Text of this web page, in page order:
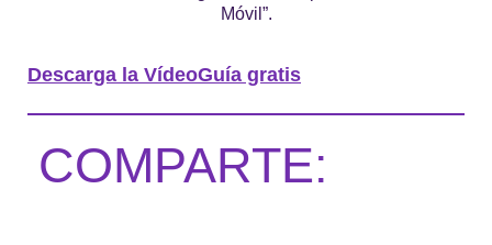
Móvil”.
Descarga la VídeoGuía gratis
COMPARTE: